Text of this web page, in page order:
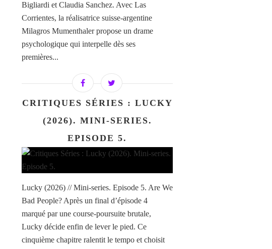
Bigliardi et Claudia Sanchez. Avec Las
Corrientes, la réalisatrice suisse-argentine
Milagros Mumenthaler propose un drame
psychologique qui interpelle dès ses
premières...
CRITIQUES SÉRIES : LUCKY
(2026). MINI-SERIES.
EPISODE 5.
Lucky (2026) // Mini-series. Episode 5. Are We
Bad People? Après un final d’épisode 4
marqué par une course-poursuite brutale,
Lucky décide enfin de lever le pied. Ce
cinquième chapitre ralentit le tempo et choisit